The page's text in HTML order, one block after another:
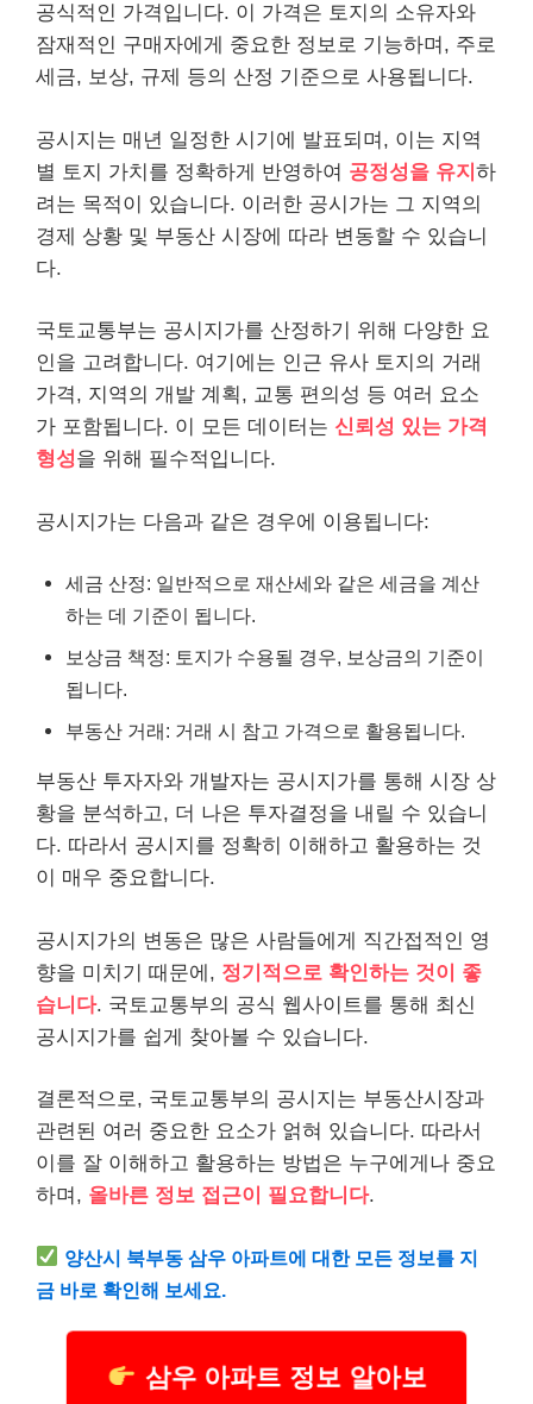
공식적인 가격입니다. 이 가격은 토지의 소유자와
잠재적인 구매자에게 중요한 정보로 기능하며, 주로
세금, 보상, 규제 등의 산정 기준으로 사용됩니다.
공시지는 매년 일정한 시기에 발표되며, 이는 지역
별 토지 가치를 정확하게 반영하여 공정성을 유지 하
려는 목적이 있습니다. 이러한 공시가는 그 지역의
경제 상황 및 부동산 시장에 따라 변동할 수 있습니
다.
국토교통부는 공시지가를 산정하기 위해 다양한 요
인을 고려합니다. 여기에는 인근 유사 토지의 거래
가격, 지역의 개발 계획, 교통 편의성 등 여러 요소
가 포함됩니다. 이 모든 데이터는 신뢰성 있는 가격
형성을 위해 필수적입니다.
공시지가는 다음과 같은 경우에 이용됩니다:
세금 산정: 일반적으로 재산세와 같은 세금을 계산
하는 데 기준이 됩니다.
보상금 책정: 토지가 수용될 경우, 보상금의 기준이
됩니다.
부동산 거래: 거래 시 참고 가격으로 활용됩니다.
부동산 투자자와 개발자는 공시지가를 통해 시장 상
황을 분석하고, 더 나은 투자결정을 내릴 수 있습니
다. 따라서 공시지를 정확히 이해하고 활용하는 것
이 매우 중요합니다.
공시지가의 변동은 많은 사람들에게 직간접적인 영
향을 미치기 때문에, 정기적으로 확인하는 것이 좋
습니다. 국토교통부의 공식 웹사이트를 통해 최신
공시지가를 쉽게 찾아볼 수 있습니다.
결론적으로, 국토교통부의 공시지는 부동산시장과
관련된 여러 중요한 요소가 얽혀 있습니다. 따라서
이를 잘 이해하고 활용하는 방법은 누구에게나 중요
하며, 올바른 정보 접근이 필요합니다.
양산시 북부동 삼우 아파트에 대한 모든 정보를 지
금 바로 확인해 보세요.
삼우 아파트 정보 알아보